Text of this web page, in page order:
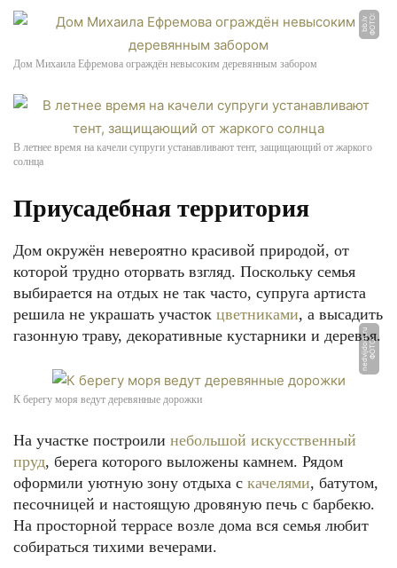
Ф
О
Т
О:
b
b.l
v
Дом Михаила Ефремова ограждён невысоким деревянным забором
В летнее время на качели супруги устанавливают тент, защищающий от жаркого
солнца
Приусадебная территория
Дом окружён невероятно красивой природой, от
которой трудно оторвать взгляд. Поскольку семья
выбирается на отдых не так часто, супруга артиста
решила не украшать участок цветниками, а высадить
газонную траву, декоративные кустарники и деревья.
Ф
О
Т
О:
n
e
d
vij
d
o
m.
r
u
К берегу моря ведут деревянные дорожки
На участке построили небольшой искусственный
пруд, берега которого выложены камнем. Рядом
оформили уютную зону отдыха с качелями, батутом,
песочницей и настоящую дровяную печь с барбекю.
На просторной террасе возле дома вся семья любит
собираться тихими вечерами.